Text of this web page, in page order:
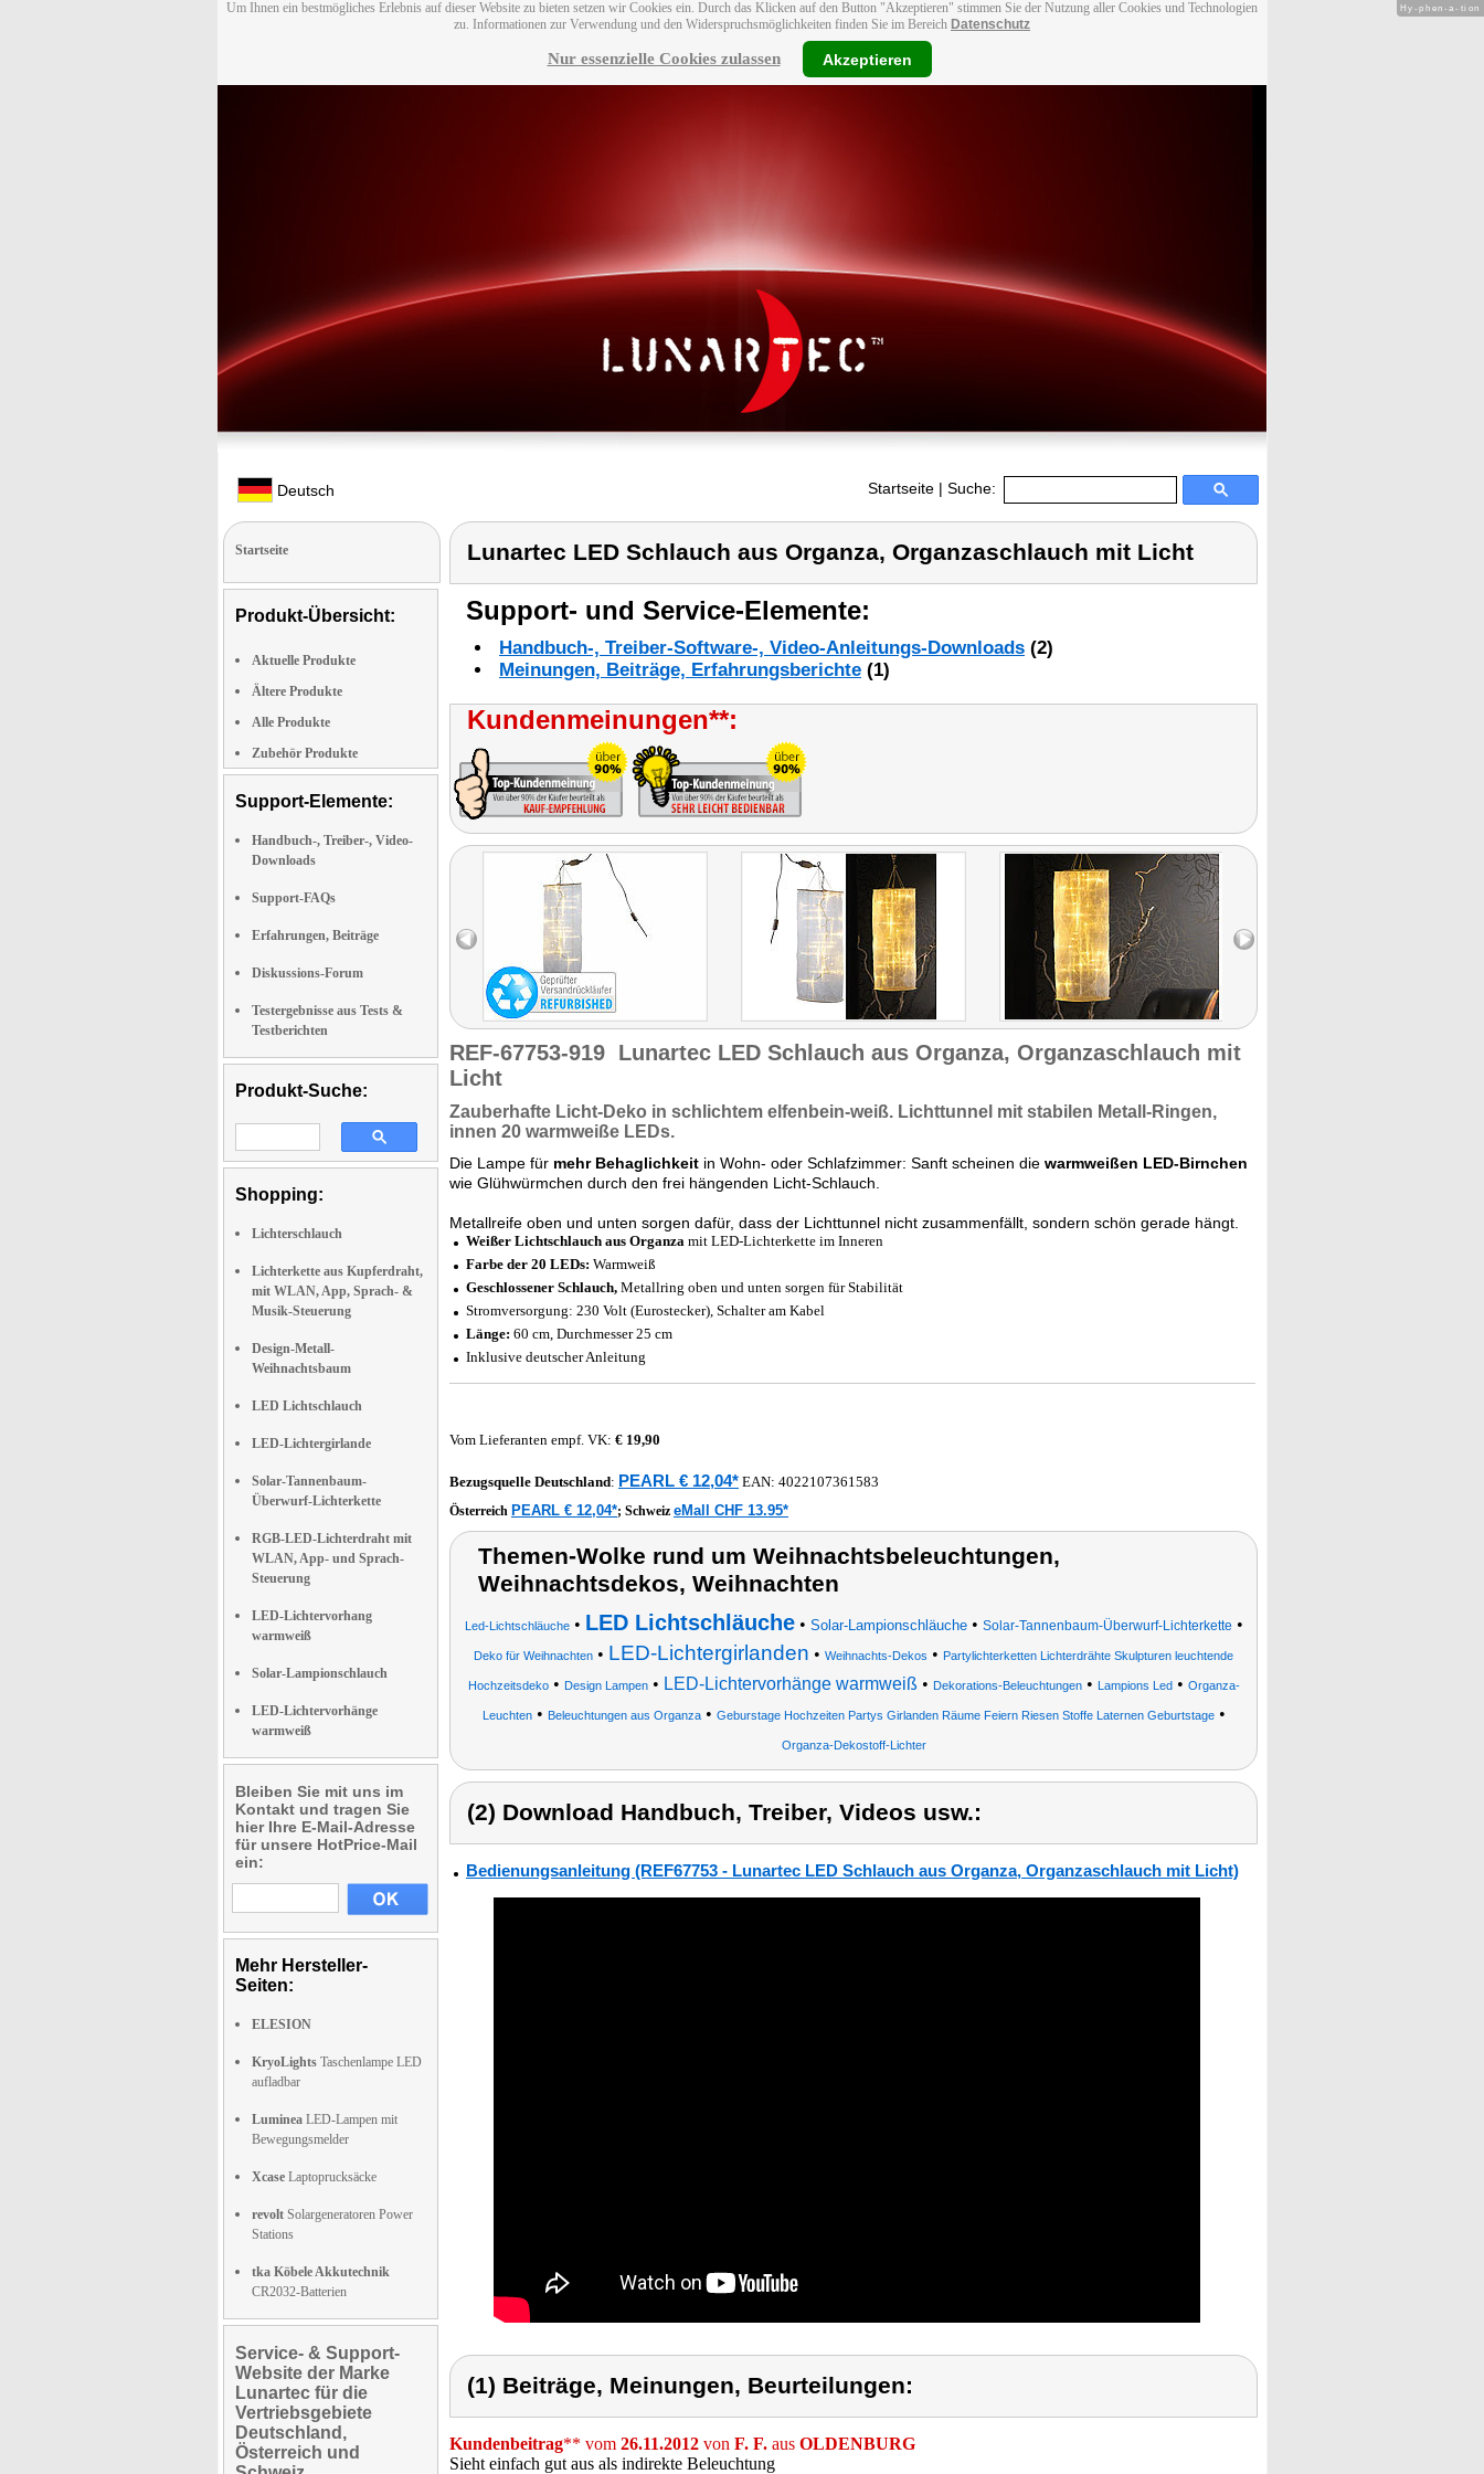
Um Ihnen ein bestmögliches Erlebnis auf dieser Website zu bieten setzen wir Cookies ein. Durch das Klicken auf den Button "Akzeptieren" stimmen Sie der Nutzung aller Cookies und Technologien
zu. Informationen zur Verwendung und den Widerspruchsmöglichkeiten finden Sie im Bereich Datenschutz
Nur essenzielle Cookies zulassen Akzeptieren
Deutsch Startseite | Suche:
Startseite
Produkt-Übersicht:
Aktuelle Produkte
Ältere Produkte
Alle Produkte
Zubehör Produkte
Support-Elemente:
Handbuch-, Treiber-, Video-
Downloads
Support-FAQs
Erfahrungen, Beiträge
Diskussions-Forum
Testergebnisse aus Tests &
Testberichten
Produkt-Suche:
Shopping:
Lichterschlauch
Lichterkette aus Kupferdraht,
mit WLAN, App, Sprach- &
Musik-Steuerung
Design-Metall-
Weihnachtsbaum
LED Lichtschlauch
LED-Lichtergirlande
Solar-Tannenbaum-
Überwurf-Lichterkette
RGB-LED-Lichterdraht mit
WLAN, App- und Sprach-
Steuerung
LED-Lichtervorhang
warmweiß
Solar-Lampionschlauch
LED-Lichtervorhänge
warmweiß
Bleiben Sie mit uns im
Kontakt und tragen Sie
hier Ihre E-Mail-Adresse
für unsere HotPrice-Mail
ein:
Mehr Hersteller-
Seiten:
ELESION
KryoLights Taschenlampe LED
aufladbar
Luminea LED-Lampen mit
Bewegungsmelder
Xcase Laptoprucksäcke
revolt Solargeneratoren Power
Stations
tka Köbele Akkutechnik
CR2032-Batterien
Service- & Support-
Website der Marke
Lunartec für die
Vertriebsgebiete
Deutschland,
Österreich und
Lunartec LED Schlauch aus Organza, Organzaschlauch mit Licht
Support- und Service-Elemente:
Handbuch-, Treiber-Software-, Video-Anleitungs-Downloads (2)
Meinungen, Beiträge, Erfahrungsberichte (1)
Kundenmeinungen**:
REF-67753-919 Lunartec LED Schlauch aus Organza, Organzaschlauch mit
Licht
Zauberhafte Licht-Deko in schlichtem elfenbein-weiß. Lichttunnel mit stabilen Metall-Ringen,
innen 20 warmweiße LEDs.
Die Lampe für mehr Behaglichkeit in Wohn- oder Schlafzimmer: Sanft scheinen die warmweißen LED-Birnchen
wie Glühwürmchen durch den frei hängenden Licht-Schlauch.
Metallreife oben und unten sorgen dafür, dass der Lichttunnel nicht zusammenfällt, sondern schön gerade hängt.
Weißer Lichtschlauch aus Organza mit LED-Lichterkette im Inneren
Farbe der 20 LEDs: Warmweiß
Geschlossener Schlauch, Metallring oben und unten sorgen für Stabilität
Stromversorgung: 230 Volt (Eurostecker), Schalter am Kabel
Länge: 60 cm, Durchmesser 25 cm
Inklusive deutscher Anleitung
Vom Lieferanten empf. VK: € 19,90
Bezugsquelle Deutschland: PEARL € 12,04* EAN: 4022107361583
Österreich PEARL € 12,04*; Schweiz eMall CHF 13.95*
Themen-Wolke rund um Weihnachtsbeleuchtungen,
Weihnachtsdekos, Weihnachten
Led-Lichtschläuche• LED Lichtschläuche• Solar-Lampionschläuche• Solar-Tannenbaum-Überwurf-Lichterkette •
Deko für Weihnachten • LED-Lichtergirlanden • Weihnachts-Dekos • Partylichterketten Lichterdrähte Skulpturen leuchtende
Hochzeitsdeko• Design Lampen• LED-Lichtervorhänge warmweiß • Dekorations-Beleuchtungen• Lampions Led• Organza-
Leuchten• Beleuchtungen aus Organza• Geburstage Hochzeiten Partys Girlanden Räume Feiern Riesen Stoffe Laternen Geburtstage•
Organza-Dekostoff-Lichter
(2) Download Handbuch, Treiber, Videos usw.:
Bedienungsanleitung (REF67753 - Lunartec LED Schlauch aus Organza, Organzaschlauch mit Licht)
(1) Beiträge, Meinungen, Beurteilungen:
Kundenbeitrag** vom 26.11.2012 von F. F. aus OLDENBURG
Sieht einfach gut aus als indirekte Beleuchtung
Hy-phen-a-tion